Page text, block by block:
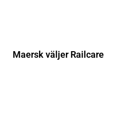
Maersk väljer Railcare